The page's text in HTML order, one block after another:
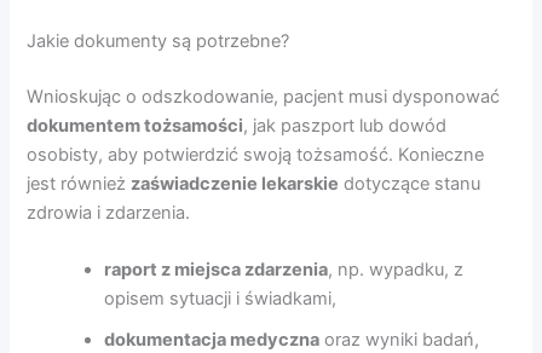
Jakie dokumenty są potrzebne?
Wnioskując o odszkodowanie, pacjent musi dysponować
dokumentem tożsamości, jak paszport lub dowód
osobisty, aby potwierdzić swoją tożsamość. Konieczne
jest również zaświadczenie lekarskie dotyczące stanu
zdrowia i zdarzenia.
raport z miejsca zdarzenia, np. wypadku, z
opisem sytuacji i świadkami,
dokumentacja medyczna oraz wyniki badań,